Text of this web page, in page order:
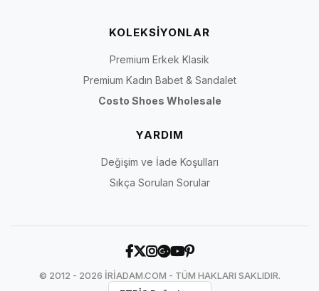
KOLEKSİYONLAR
Premium Erkek Klasik
Premium Kadın Babet & Sandalet
Costo Shoes Wholesale
YARDIM
Değişim ve İade Koşulları
Sıkça Sorulan Sorular
© 2012 - 2026 İRİADAM.COM - TÜM HAKLARI SAKLIDIR.